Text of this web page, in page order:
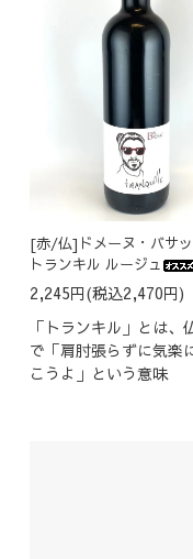
[赤/仏]ドメーヌ・バサ
トランキル ルージュ
2,245円(税込2,470円)
「トランキル」とは、
で「肩肘張らずに気楽
こうよ」という意味